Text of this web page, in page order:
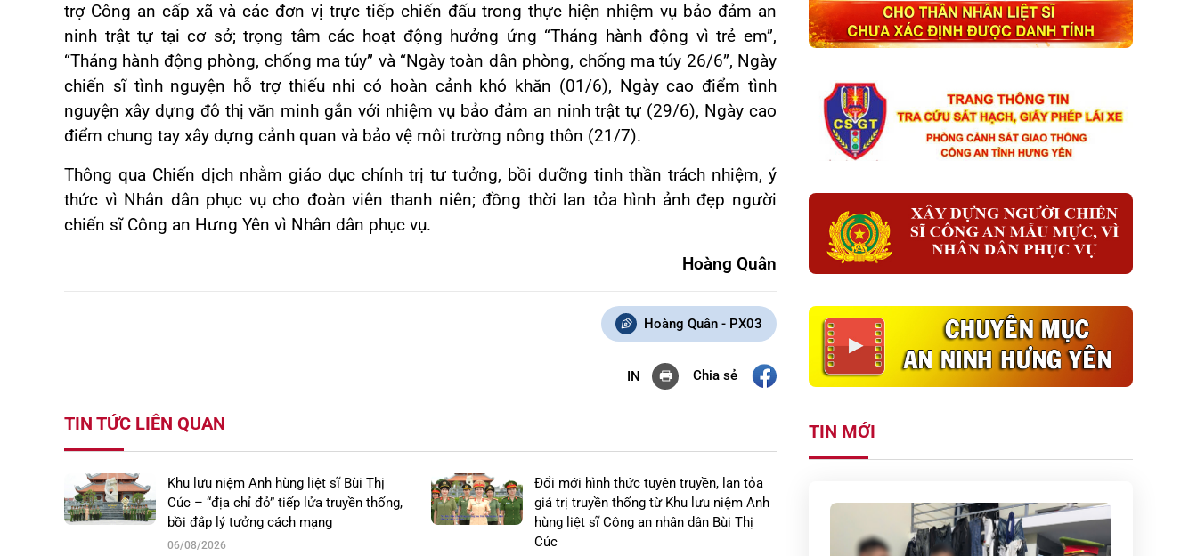
trợ Công an cấp xã và các đơn vị trực tiếp chiến đấu trong thực hiện nhiệm vụ bảo đảm an
ninh trật tự tại cơ sở; trọng tâm các hoạt động hưởng ứng “Tháng hành động vì trẻ em”,
“Tháng hành động phòng, chống ma túy” và “Ngày toàn dân phòng, chống ma túy 26/6”, Ngày
chiến sĩ tình nguyện hỗ trợ thiếu nhi có hoàn cảnh khó khăn (01/6), Ngày cao điểm tình
nguyện xây dựng đô thị văn minh gắn với nhiệm vụ bảo đảm an ninh trật tự (29/6), Ngày cao
điểm chung tay xây dựng cảnh quan và bảo vệ môi trường nông thôn (21/7).
Thông qua Chiến dịch nhằm giáo dục chính trị tư tưởng, bồi dưỡng tinh thần trách nhiệm, ý
thức vì Nhân dân phục vụ cho đoàn viên thanh niên; đồng thời lan tỏa hình ảnh đẹp người
chiến sĩ Công an Hưng Yên vì Nhân dân phục vụ.
Hoàng Quân
Hoàng Quân - PX03
IN Chia sẻ
TIN TỨC LIÊN QUAN
Khu lưu niệm Anh hùng liệt sĩ Bùi Thị
Cúc – “địa chỉ đỏ” tiếp lửa truyền thống,
bồi đắp lý tưởng cách mạng
06/08/2026
Đổi mới hình thức tuyên truyền, lan tỏa
giá trị truyền thống từ Khu lưu niệm Anh
hùng liệt sĩ Công an nhân dân Bùi Thị
Cúc
TIN MỚI